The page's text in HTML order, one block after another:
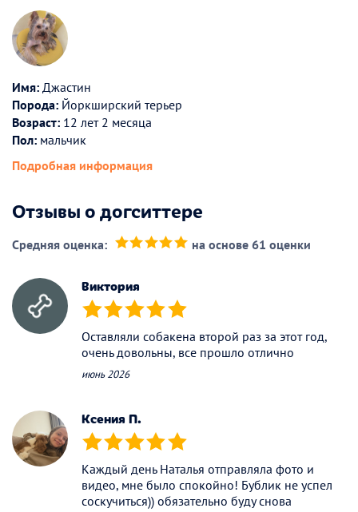
Имя: Джастин
Порода: Йоркширский терьер
Возраст: 12 лет 2 месяца
Пол: мальчик
Подробная информация
Отзывы о догситтере
Средняя оценка: на основе 61 оценки
Виктория
(*) (*) (*) (*) (*)
Оставляли собакена второй раз за этот год,
очень довольны, все прошло отлично
июнь 2026
Ксения П.
(*) (*) (*) (*) (*)
Каждый день Наталья отправляла фото и
видео, мне было спокойно! Бублик не успел
соскучиться)) обязательно буду снова